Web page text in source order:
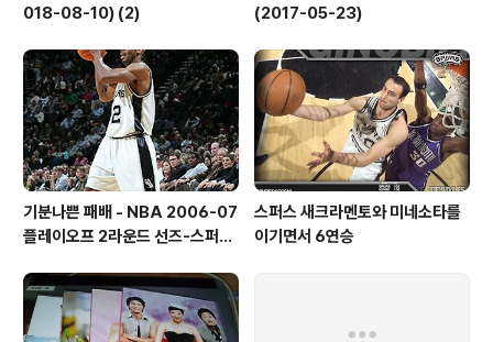
018-08-10) (2)
(2017-05-23)
기분나쁜 패배 - NBA 2006-07
플레이오프 2라운드 선즈-스퍼스
스퍼스 새크라멘토와 미네소타를
이기면서 6연승